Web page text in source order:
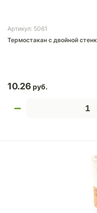
Артикул: 5061
Термостакан с двойной
10.26